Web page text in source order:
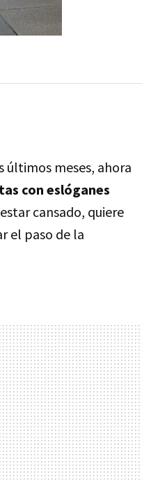
últimos meses, ahora
con eslóganes
cansado, quiere
el paso de la